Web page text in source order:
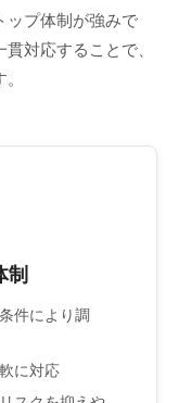
ップ体制が強みで
対応することで、
制
件により調
に対応